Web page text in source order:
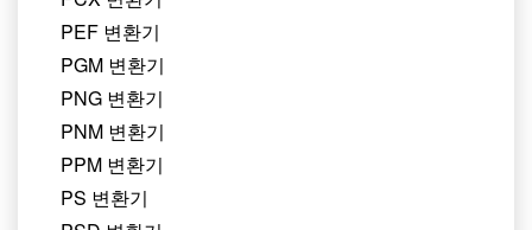
PEF 변환기
PGM 변환기
PNG 변환기
PNM 변환기
PPM 변환기
PS 변환기